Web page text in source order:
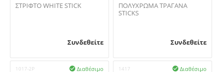
ΣΤΡΙΦΤΟ WHITE STICK
Συνδεθείτε
ΠΟΛΥΧΡΩΜΑ ΤΡΑΓΑΝΑ
STICKS
Συνδεθείτε
1017-2P Διαθέσιμο
 1417 Διαθέσιμο
